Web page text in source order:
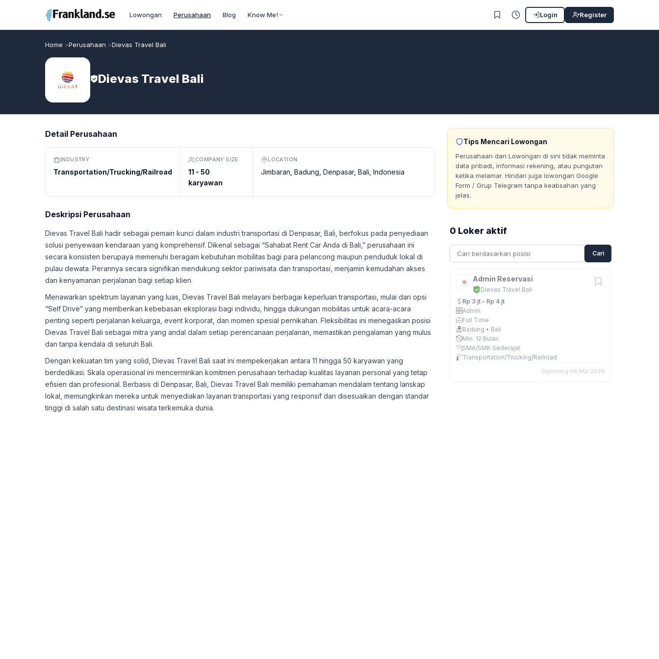
Lowongan Perusahaan Blog Know Me! Login Register
Home Perusahaan Dievas Travel Bali
Dievas Travel Bali
Detail Perusahaan
INDUSTRY
Transportation/Trucking/Railroad
COMPANY SIZE
11 - 50
karyawan
LOCATION
Jimbaran, Badung, Denpasar, Bali, Indonesia
Deskripsi Perusahaan
Dievas Travel Bali hadir sebagai pemain kunci dalam industri transportasi di Denpasar, Bali, berfokus pada penyediaan
solusi penyewaan kendaraan yang komprehensif. Dikenal sebagai “Sahabat Rent Car Anda di Bali,” perusahaan ini
secara konsisten berupaya memenuhi beragam kebutuhan mobilitas bagi para pelancong maupun penduduk lokal di
pulau dewata. Perannya secara signifikan mendukung sektor pariwisata dan transportasi, menjamin kemudahan akses
dan kenyamanan perjalanan bagi setiap klien.
Menawarkan spektrum layanan yang luas, Dievas Travel Bali melayani berbagai keperluan transportasi, mulai dari opsi
“Self Drive” yang memberikan kebebasan eksplorasi bagi individu, hingga dukungan mobilitas untuk acara-acara
penting seperti perjalanan keluarga, event korporat, dan momen spesial pernikahan. Fleksibilitas ini menegaskan posisi
Dievas Travel Bali sebagai mitra yang andal dalam setiap perencanaan perjalanan, memastikan pengalaman yang mulus
dan tanpa kendala di seluruh Bali.
Dengan kekuatan tim yang solid, Dievas Travel Bali saat ini mempekerjakan antara 11 hingga 50 karyawan yang
berdedikasi. Skala operasional ini mencerminkan komitmen perusahaan terhadap kualitas layanan personal yang tetap
efisien dan profesional. Berbasis di Denpasar, Bali, Dievas Travel Bali memiliki pemahaman mendalam tentang lanskap
lokal, memungkinkan mereka untuk menyediakan layanan transportasi yang responsif dan disesuaikan dengan standar
tinggi di salah satu destinasi wisata terkemuka dunia.
Tips Mencari Lowongan
Perusahaan dan Lowongan di sini tidak meminta
data pribadi, informasi rekening, atau pungutan
ketika melamar. Hindari juga lowongan Google
Form / Grup Telegram tanpa keabsahan yang
jelas.
0 Loker aktif
Cari
Admin Reservasi
Dievas Travel Bali
Rp 3 jt – Rp 4 jt
Admin
Full Time
Badung • Bali
Min. 12 Bulan
SMA/SMK Sederajat
Transportation/Trucking/Railroad
Diposting 08 Mar 2026